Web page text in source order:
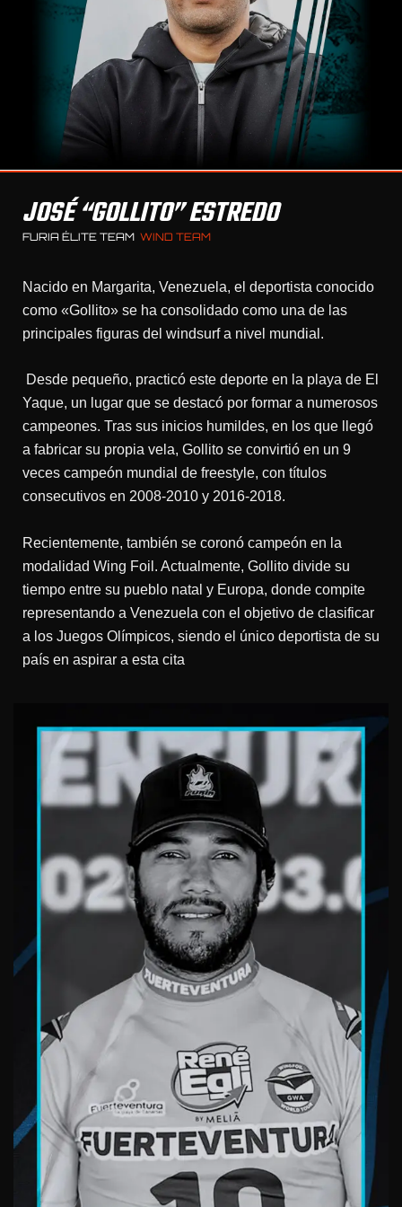
JOSÉ “GOLLITO” ESTREDO
FURIA ÉLITE TEAM WIND TEAM
Nacido en Margarita, Venezuela, el deportista conocido
como «Gollito» se ha consolidado como una de las
principales figuras del windsurf a nivel mundial.
Desde pequeño, practicó este deporte en la playa de El
Yaque, un lugar que se destacó por formar a numerosos
campeones. Tras sus inicios humildes, en los que llegó
a fabricar su propia vela, Gollito se convirtió en un 9
veces campeón mundial de freestyle, con títulos
consecutivos en 2008-2010 y 2016-2018.
Recientemente, también se coronó campeón en la
modalidad Wing Foil. Actualmente, Gollito divide su
tiempo entre su pueblo natal y Europa, donde compite
representando a Venezuela con el objetivo de clasificar
a los Juegos Olímpicos, siendo el único deportista de su
país en aspirar a esta cita